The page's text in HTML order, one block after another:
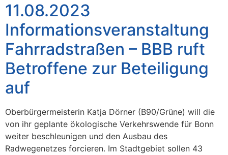
11.08.2023
Informationsveranstaltung
Fahrradstraßen – BBB ruft
Betroffene zur Beteiligung
auf
Oberbürgermeisterin Katja Dörner (B90/Grüne) will die
von ihr geplante ökologische Verkehrswende für Bonn
weiter beschleunigen und den Ausbau des
Radwegenetzes forcieren. Im Stadtgebiet sollen 43